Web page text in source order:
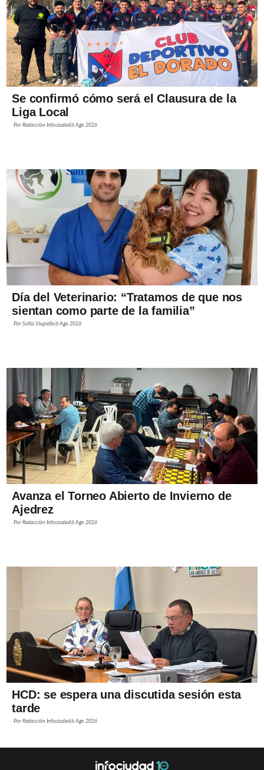
Se confirmó cómo será el Clausura de la
Liga Local
PorRedacción Infociudad6 Ago 2026
Día del Veterinario: “Tratamos de que nos
sientan como parte de la familia”
PorSofía Stupiello6 Ago 2026
Avanza el Torneo Abierto de Invierno de
Ajedrez
PorRedacción Infociudad6 Ago 2026
HCD: se espera una discutida sesión esta
tarde
PorRedacción Infociudad6 Ago 2026